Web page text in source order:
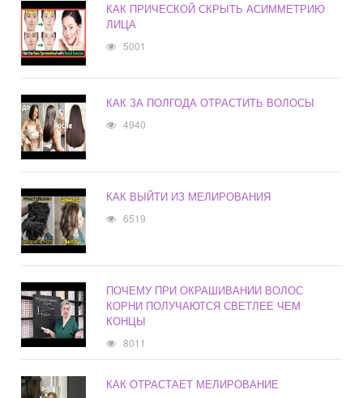
КАК ПРИЧЕСКОЙ СКРЫТЬ АСИММЕТРИЮ
ЛИЦА
5001
КАК ЗА ПОЛГОДА ОТРАСТИТЬ ВОЛОСЫ
4940
КАК ВЫЙТИ ИЗ МЕЛИРОВАНИЯ
6519
ПОЧЕМУ ПРИ ОКРАШИВАНИИ ВОЛОС
КОРНИ ПОЛУЧАЮТСЯ СВЕТЛЕЕ ЧЕМ
КОНЦЫ
8011
КАК ОТРАСТАЕТ МЕЛИРОВАНИЕ